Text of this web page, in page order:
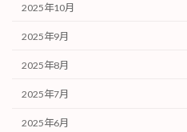
2025年10月
2025年9月
2025年8月
2025年7月
2025年6月